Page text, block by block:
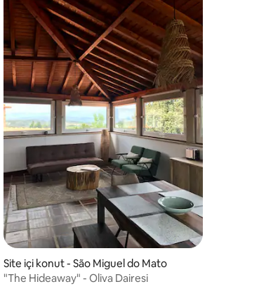
ortalama 5 puan, 18 değerlendirme
Site içi konut - São Miguel do Mato
"The Hideaway" - Oliva Dairesi